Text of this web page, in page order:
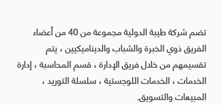
تضم شركة طيبة الدولية مجموعة من 40 من أعضاء
الفريق ذوي الخبرة والشباب والديناميكيين ، يتم
تقسيمهم من خلال فريق الإدارة ، قسم المحاسبة ، إدارة
الخدمات ، الخدمات اللوجستية ، سلسلة التوريد ،
المبيعات والتسويق.